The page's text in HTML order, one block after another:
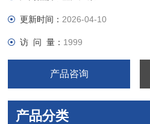
更新时间： 2026-04-10
访 问 量： 1999
产品咨询
产品分类